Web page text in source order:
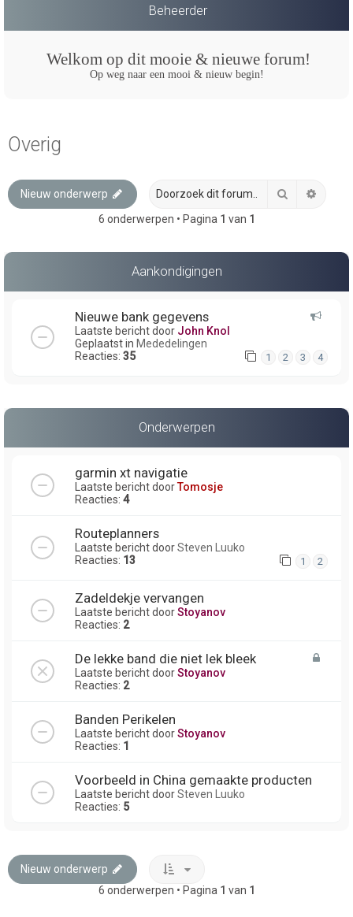
Beheerder
Welkom op dit mooie & nieuwe forum!
Op weg naar een mooi & nieuw begin!
Overig
Nieuw onderwerp Zoek
6 onderwerpen • Pagina 1 van 1
Aankondigingen
Nieuwe bank gegevens
Laatste bericht door John Knol
Geplaatst in Mededelingen
Reacties: 35 1 2 3 4
Onderwerpen
garmin xt navigatie
Laatste bericht doorTomosje
Reacties: 4
Routeplanners
Laatste bericht doorSteven Luuko
Reacties: 13 1 2
Zadeldekje vervangen
Laatste bericht doorStoyanov
Reacties: 2
De lekke band die niet lek bleek
Laatste bericht doorStoyanov
Reacties: 2
Banden Perikelen
Laatste bericht doorStoyanov
Reacties: 1
Voorbeeld in China gemaakte producten
Laatste bericht doorSteven Luuko
Reacties: 5
Nieuw onderwerp
6 onderwerpen • Pagina 1 van 1